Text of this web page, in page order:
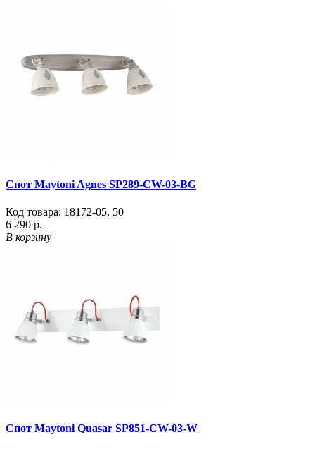
Спот Maytoni Agnes SP289-CW-03-BG
Код товара: 18172-05, 50
6 290 р.
В корзину
Спот Maytoni Quasar SP851-CW-03-W